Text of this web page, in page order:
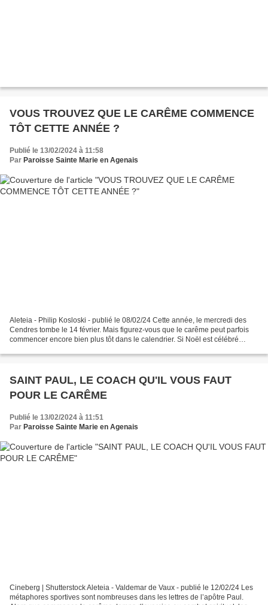
VOUS TROUVEZ QUE LE CARÊME COMMENCE
TÔT CETTE ANNÉE ?
Publié le 13/02/2024 à 11:58
Par Paroisse Sainte Marie en Agenais
Aleteia - Philip Kosloski - publié le 08/02/24 Cette année, le mercredi des
Cendres tombe le 14 février. Mais figurez-vous que le carême peut parfois
commencer encore bien plus tôt dans le calendrier. Si Noël est célébré
SAINT PAUL, LE COACH QU'IL VOUS FAUT
POUR LE CARÊME
Publié le 13/02/2024 à 11:51
Par Paroisse Sainte Marie en Agenais
Cineberg | Shutterstock Aleteia - Valdemar de Vaux - publié le 12/02/24 Les
métaphores sportives sont nombreuses dans les lettres de l’apôtre Paul.